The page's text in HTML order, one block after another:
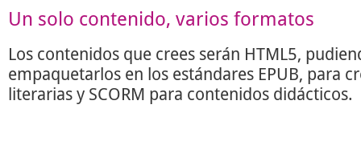
Un solo contenido, varios formatos
Los contenidos que crees serán HTML5,
empaquetarlos en los estándares EPUB, para
literarias y SCORM para contenidos didácticos.